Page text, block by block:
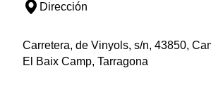
Dirección
Carretera, de Vinyols, s/n, 43850,
El Baix Camp, Tarragona